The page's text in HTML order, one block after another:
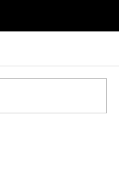
だきありがとうご
と
ド、あるいは温泉